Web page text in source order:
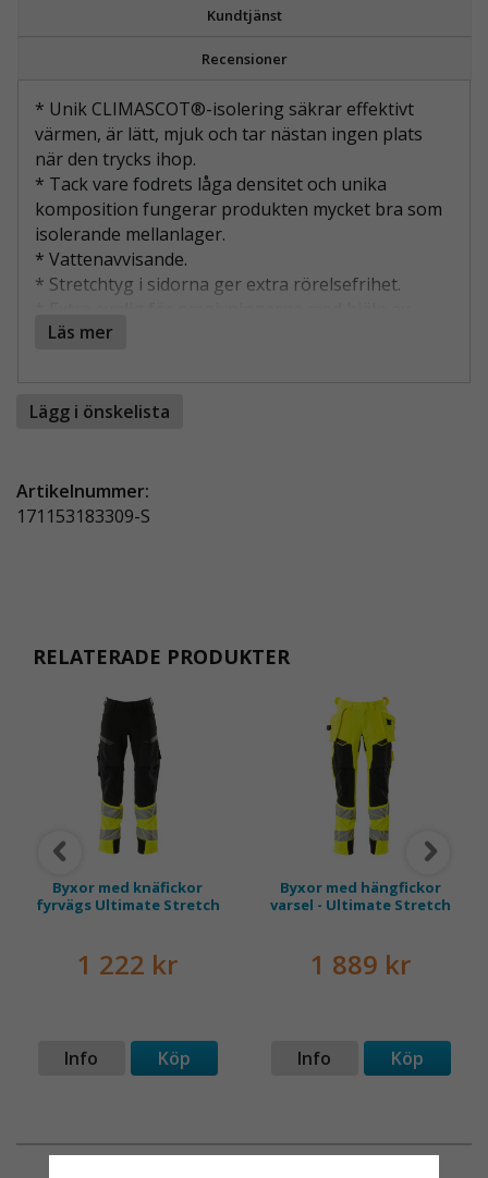
Kundtjänst
Recensioner
* Unik CLIMASCOT®-isolering säkrar effektivt
värmen, är lätt, mjuk och tar nästan ingen plats
när den trycks ihop.
* Tack vare fodrets låga densitet och unika
komposition fungerar produkten mycket bra som
isolerande mellanlager.
* Vattenavvisande.
* Stretchtyg i sidorna ger extra rörelsefrihet.
reflexeffekter.
Önskar ni trycka er företagslogga gör en notering
Läs mer
Lägg i önskelista
Artikelnummer:
171153183309-S
RELATERADE PRODUKTER
Byxor med knäfickor
fyrvägs Ultimate Stretch
1 222 kr
Info Köp
Byxor med hängfickor
varsel - Ultimate Stretch
1 889 kr
Info Köp